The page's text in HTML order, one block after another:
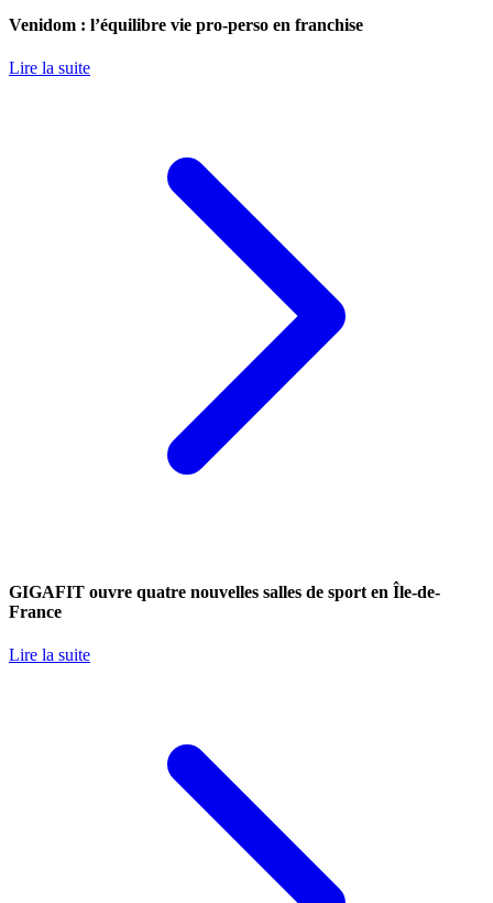
Venidom : l’équilibre vie pro-perso en franchise
Lire la suite
GIGAFIT ouvre quatre nouvelles salles de sport en Île-de-
France
Lire la suite